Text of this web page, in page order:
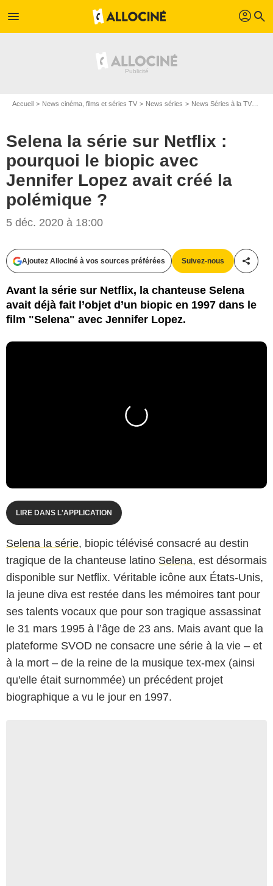
menu profil search
Accueil News cinéma, films et séries TV News séries News Séries à la TV
Selena la série sur Netflix :
pourquoi le biopic avec
Jennifer Lopez avait créé la
polémique ?
5 déc. 2020 à 18:00
Ajoutez Allociné à vos sources préférées Suivez-nous
Avant la série sur Netflix, la chanteuse Selena
avait déjà fait l’objet d’un biopic en 1997 dans le
film "Selena" avec Jennifer Lopez.
LIRE DANS L'APPLICATION
Selena la série, biopic télévisé consacré au destin
tragique de la chanteuse latino Selena, est désormais
disponible sur Netflix. Véritable icône aux États-Unis,
la jeune diva est restée dans les mémoires tant pour
ses talents vocaux que pour son tragique assassinat
le 31 mars 1995 à l’âge de 23 ans. Mais avant que la
plateforme SVOD ne consacre une série à la vie – et
à la mort – de la reine de la musique tex-mex (ainsi
qu'elle était surnommée) un précédent projet
biographique a vu le jour en 1997.